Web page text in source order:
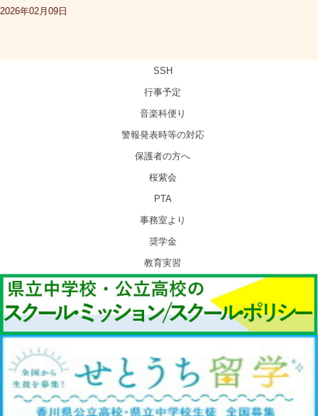
2026年02月09日
SSH
行事予定
音楽科便り
警報発表時等の対応
保護者の方へ
桜紫会
PTA
事務室より
奨学金
教育実習